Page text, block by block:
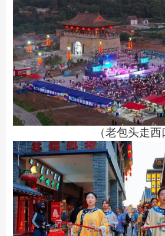
（老包头走西